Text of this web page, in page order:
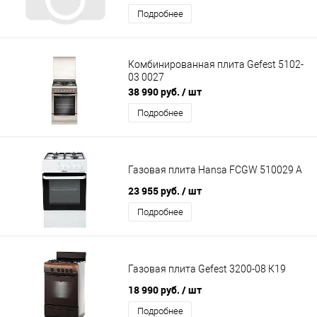
Подробнее
Комбинированная плита Gefest 5102-
03 0027
38 990 руб. / шт
Подробнее
Газовая плита Hansa FCGW 510029 A
23 955 руб. / шт
Подробнее
Газовая плита Gefest 3200-08 К19
18 990 руб. / шт
Подробнее